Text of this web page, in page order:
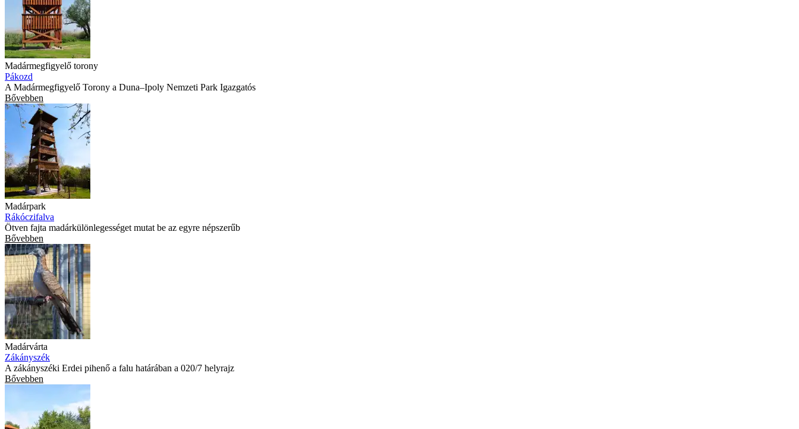
Madármegfigyelő torony
Pákozd
A Madármegfigyelő Torony a Duna–Ipoly Nemzeti Park Igazgatós
Bővebben
Madárpark
Rákóczifalva
Ötven fajta madárkülönlegességet mutat be az egyre népszerűb
Bővebben
Madárvárta
Zákányszék
A zákányszéki Erdei pihenő a falu határában a 020/7 helyrajz
Bővebben